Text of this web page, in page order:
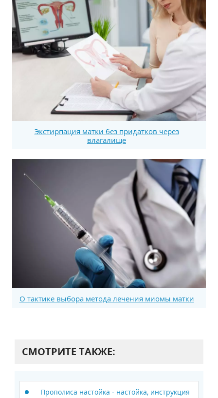
Экстирпация матки без придатков через
влагалище
О тактике выбора метода лечения миомы матки
СМОТРИТЕ ТАКЖЕ:
Прополиса настойка - настойка, инструкция